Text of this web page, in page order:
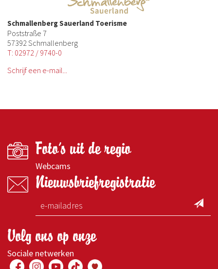
Schmallenberg Sauerland Toerisme
Poststraße 7
57392 Schmallenberg
T: 02972 / 9740-0
Schrijf een e-mail...
Foto's uit de regio
Webcams
Nieuwsbriefregistratie
Volg ons op onze
Sociale netwerken